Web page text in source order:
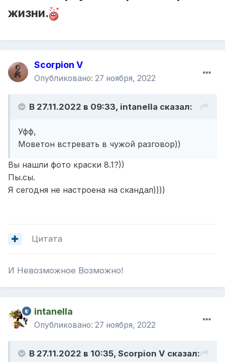
жизни.
Scorpion V
Опубликовано: 27 ноября, 2022
В 27.11.2022 в 09:33, intanella сказал:
Уфф,
Моветон встревать в чужой разговор))
Вы нашли фото краски 8.1?))
Пы.сы.
Я сегодня не настроена на скандал))))
Цитата
И Невозможное Возможно!
intanella
Опубликовано: 27 ноября, 2022
В 27.11.2022 в 10:35, Scorpion V сказал: